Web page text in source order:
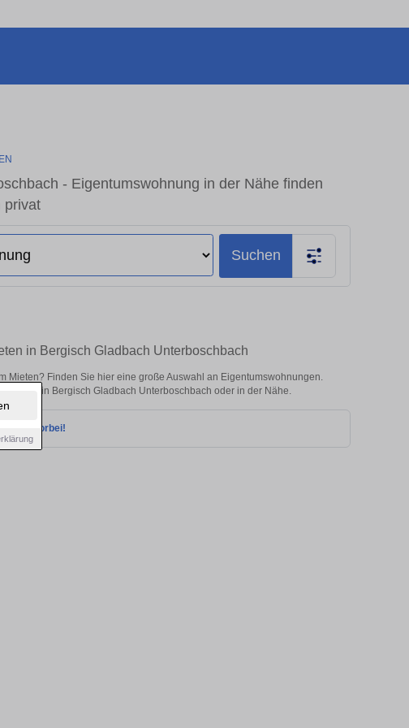
- Eigentumswohnung in der Nähe finden
privat
Suchen
in Bergisch Gladbach Unterboschbach
Finden Sie hier eine große Auswahl an Eigentumswohnungen.
in Bergisch Gladbach Unterboschbach oder in der Nähe.
vorbei!